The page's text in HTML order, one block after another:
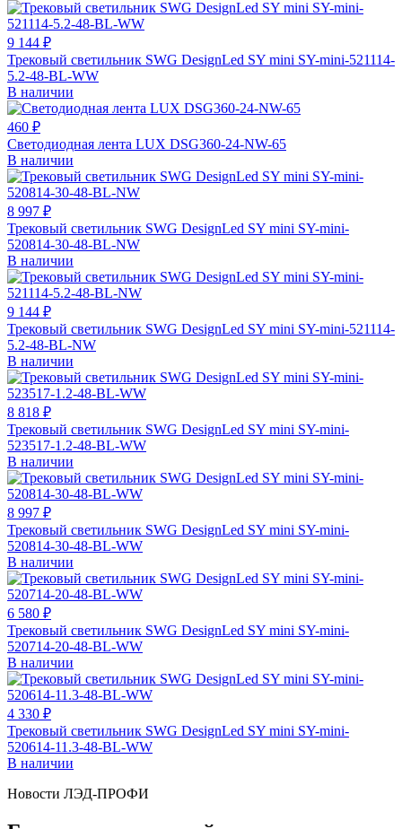
9 144 ₽
Трековый светильник SWG DesignLed SY mini SY-mini-521114-
5.2-48-BL-WW
В наличии
460 ₽
Светодиодная лента LUX DSG360-24-NW-65
В наличии
8 997 ₽
Трековый светильник SWG DesignLed SY mini SY-mini-
520814-30-48-BL-NW
В наличии
9 144 ₽
Трековый светильник SWG DesignLed SY mini SY-mini-521114-
5.2-48-BL-NW
В наличии
8 818 ₽
Трековый светильник SWG DesignLed SY mini SY-mini-
523517-1.2-48-BL-WW
В наличии
8 997 ₽
Трековый светильник SWG DesignLed SY mini SY-mini-
520814-30-48-BL-WW
В наличии
6 580 ₽
Трековый светильник SWG DesignLed SY mini SY-mini-
520714-20-48-BL-WW
В наличии
4 330 ₽
Трековый светильник SWG DesignLed SY mini SY-mini-
520614-11.3-48-BL-WW
В наличии
Новости ЛЭД-ПРОФИ